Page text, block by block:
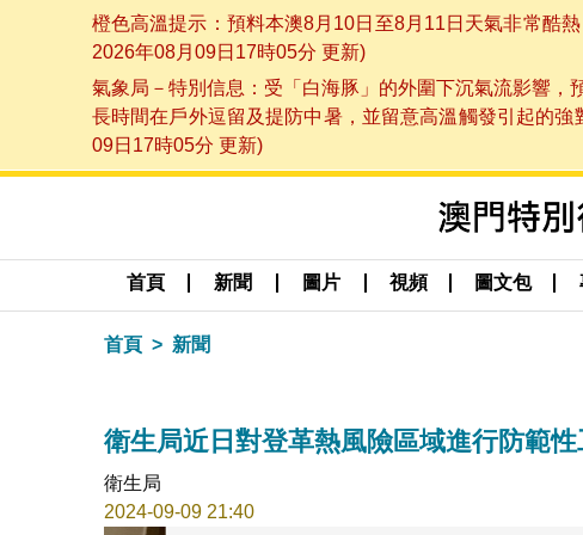
橙色高溫提示：預料本澳8月10日至8月11日天氣非常酷
2026年08月09日17時05分 更新)
氣象局－特別信息：受「白海豚」的外圍下沉氣流影響
長時間在戶外逗留及提防中暑，並留意高溫觸發引起的
09日17時05分 更新)
首頁 新聞 圖片 視頻 圖文包
首頁 新聞
衛生局近日對登革熱風險區域進行防範
衛生局
2024-09-09 21:40